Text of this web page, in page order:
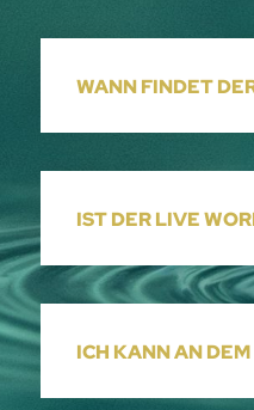
WANN FINDET
IST DER LIVE
ICH KANN AN